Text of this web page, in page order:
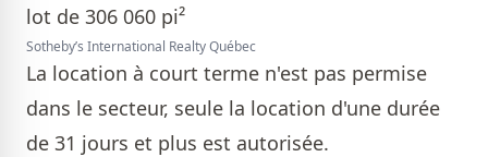
Sotheby’s International Realty Québec
La location à court terme n'est pas permise
dans le secteur, seule la location d'une durée
de 31 jours et plus est autorisée.